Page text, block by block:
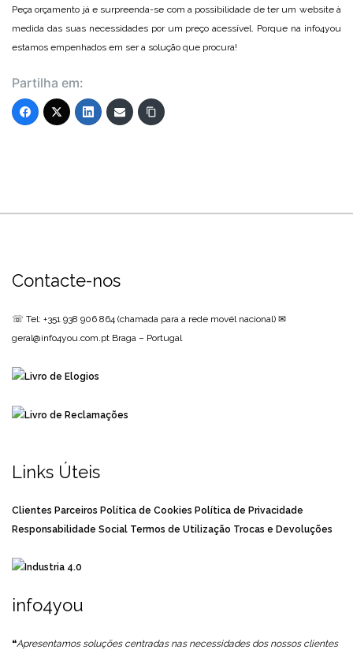
Peça orçamento já e surpreenda-se com a possibilidade de ter um website à
medida das suas necessidades por um preço acessível. Porque na info4you
estamos empenhados em ser a solução que procura!
Partilha em:
Contacte-nos
☏ Tel: +351 938 906 864 (chamada para a rede movél nacional) ✉
geral@info4you.com.pt Braga – Portugal
Links Úteis
Clientes Parceiros Política de Cookies Política de Privacidade
Responsabilidade Social Termos de Utilização Trocas e Devoluções
info4you
❝Apresentamos soluções centradas nas necessidades dos nossos clientes